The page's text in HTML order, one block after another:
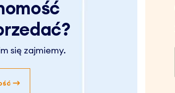
się zajmiemy.